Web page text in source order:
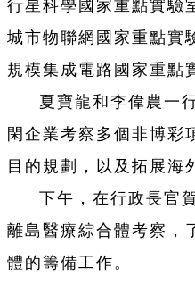
行星科學國家重點實驗
城市物聯網國家重點實
規模集成電路國家重點
夏寶龍和李偉農一
閑企業考察多個非博彩
目的規劃，以及拓展海
下午，在行政長官
離島醫療綜合體考察，
體的籌備工作。